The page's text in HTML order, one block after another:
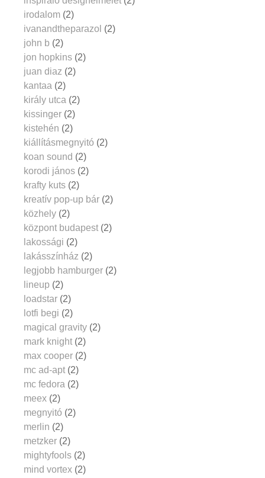
irodalom (2)
ivanandtheparazol (2)
john b (2)
jon hopkins (2)
juan diaz (2)
kantaa (2)
király utca (2)
kissinger (2)
kistehén (2)
kiállításmegnyitó (2)
koan sound (2)
korodi jános (2)
krafty kuts (2)
kreatív pop-up bár (2)
közhely (2)
központ budapest (2)
lakossági (2)
lakásszínház (2)
legjobb hamburger (2)
lineup (2)
loadstar (2)
lotfi begi (2)
magical gravity (2)
mark knight (2)
max cooper (2)
mc ad-apt (2)
mc fedora (2)
meex (2)
megnyitó (2)
merlin (2)
metzker (2)
mightyfools (2)
mind vortex (2)